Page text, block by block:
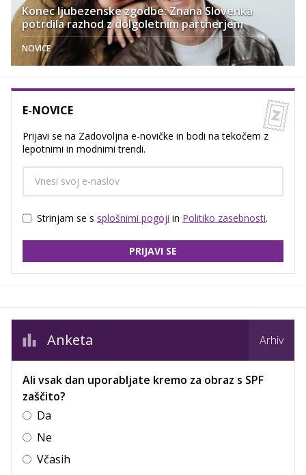
Konec ljubezenske zgodbe: Znana Slovenka
potrdila razhod z dolgoletnim partnerjem
NOVICE
E-NOVICE
Prijavi se na Zadovoljna e-novičke in bodi na tekočem z
lepotnimi in modnimi trendi.
Strinjam se s splošnimi pogoji in Politiko zasebnosti.
PRIJAVI SE
Anketa Arhiv
Ali vsak dan uporabljate kremo za obraz s SPF
zaščito?
Da
Ne
Včasih